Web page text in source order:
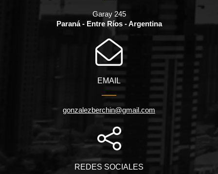
Garay 245
Paraná - Entre Ríos - Argentina
EMAIL
gonzalezberchin@gmail.com
REDES SOCIALES